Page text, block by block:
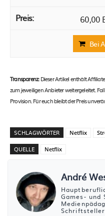
60,00
Bei
Transparenz:Dieser Artikel enthält
zum jeweiligen Anbieter weitergeleitet.
Provision. Für euch bleibt der Preis
SCHLAGWÖRTER Netflix
QUELLE Netflix
André
Games- und